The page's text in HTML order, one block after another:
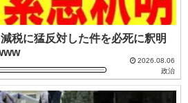
税に猛反対した件を必死に釈明
2026.08.06
政治